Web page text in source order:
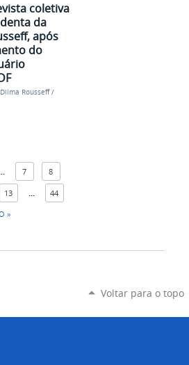
coletiva
da
após
do
Dilma Rousseff /
7 8
13 ...
44
»
Voltar para o topo